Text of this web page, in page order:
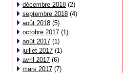
décembre 2018 (2)
septembre 2018 (4)
août 2018 (5)
octobre 2017 (1)
août 2017 (1)
juillet 2017 (1)
avril 2017 (6)
mars 2017 (7)